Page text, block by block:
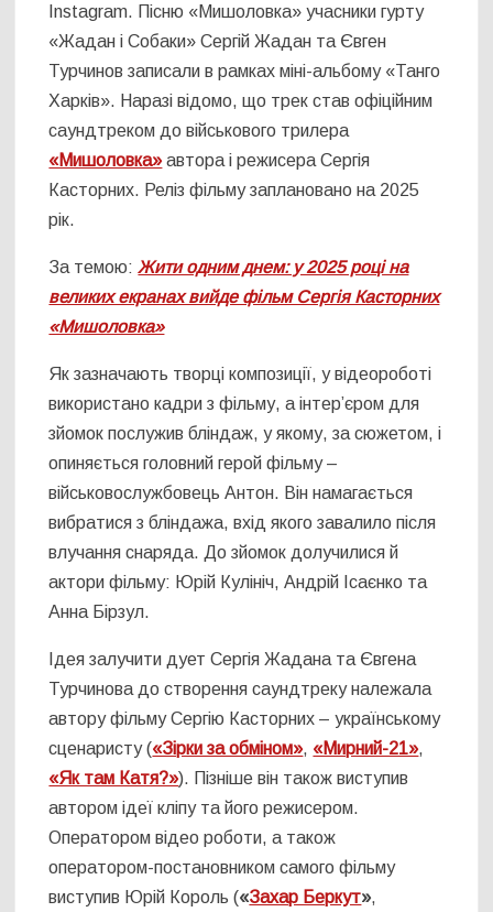
Instagram. Пісню «Мишоловка» учасники гурту
«Жадан і Собаки» Сергій Жадан та Євген
Турчинов записали в рамках міні-альбому «Танго
Харків». Наразі відомо, що трек став офіційним
саундтреком до військового трилера
«Мишоловка»автора і режисера Сергія
Касторних. Реліз фільму заплановано на 2025
рік.
За темою: Жити одним днем: у 2025 році на
великих екранах вийде фільм Сергія Касторних
«Мишоловка»
Як зазначають творці композиції, у відеороботі
використано кадри з фільму, а інтер’єром для
зйомок послужив бліндаж, у якому, за сюжетом, і
опиняється головний герой фільму –
військовослужбовець Антон. Він намагається
вибратися з бліндажа, вхід якого завалило після
влучання снаряда. До зйомок долучилися й
актори фільму: Юрій Кулініч, Андрій Ісаєнко та
Анна Бірзул.
Ідея залучити дует Сергія Жадана та Євгена
Турчинова до створення саундтреку належала
автору фільму Сергію Касторних – українському
сценаристу («Зірки за обміном», «Мирний-21»,
«Як там Катя?»). Пізніше він також виступив
автором ідеї кліпу та його режисером.
Оператором відео роботи, а також
оператором-постановником самого фільму
виступив Юрій Король («Захар Беркут»,